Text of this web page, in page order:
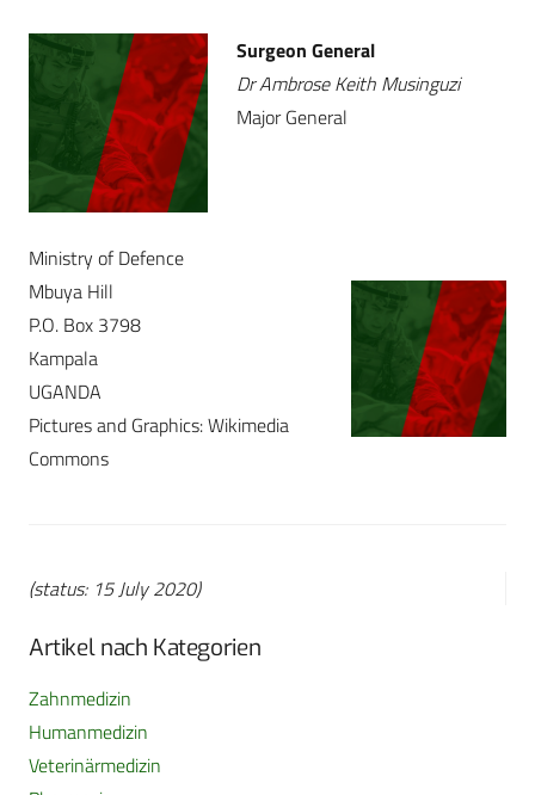
Surgeon General
Dr Ambrose Keith Musinguzi
Major General
Ministry of Defence
Mbuya Hill
P.O. Box 3798
Kampala
UGANDA
Pictures and Graphics: Wikimedia
Commons
(status: 15 July 2020)
Artikel nach Kategorien
Zahnmedizin
Humanmedizin
Veterinärmedizin